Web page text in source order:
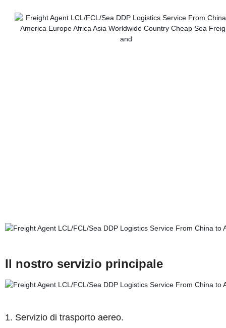
Il nostro servizio principale
1. Servizio di trasporto aereo.